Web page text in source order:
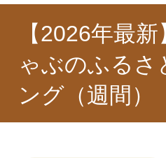
【2026年最
ゃぶのふるさ
ング（週間）